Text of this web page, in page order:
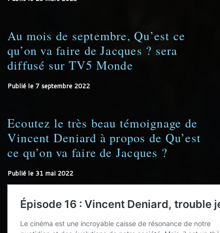
Au mois de septembre, Qu’est ce
qu’on va faire de Jacques ? sera
diffusé sur TV5 Monde
Publié le 7 septembre 2022
Ecoutez le très beau témoignage de
Vincent Deniard à propos de Qu’est
ce qu’on va faire de Jacques ?
Publié le 31 mai 2022